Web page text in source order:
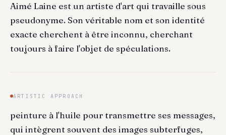
Aimé Laine est un artiste d'art qui travaille sous
pseudonyme. Son véritable nom et son identité
exacte cherchent à être inconnu, cherchant
toujours à faire l'objet de spéculations.
ARTISTIC APPROACH
peinture à l'huile pour transmettre ses messages,
qui intègrent souvent des images subterfuges,